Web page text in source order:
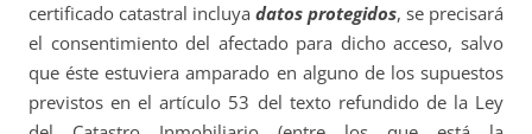
certificado catastral incluya datos protegidos, se precisará
el consentimiento del afectado para dicho acceso, salvo
que éste estuviera amparado en alguno de los supuestos
previstos en el artículo 53 del texto refundido de la Ley